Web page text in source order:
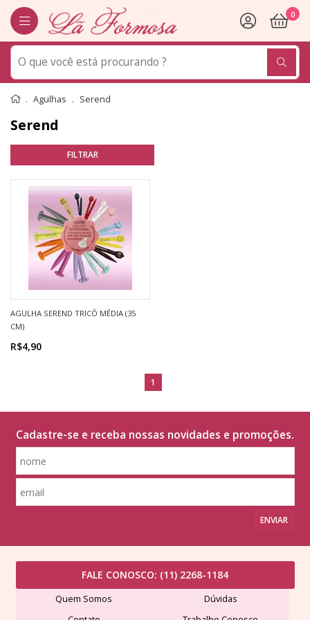
0
Agulhas Serend
Serend
AGULHA SEREND TRICÔ MÉDIA (35
CM)
R$4,90
1
Cadastre-se e receba nossas novidades e promoções.
ENVIAR
FALE CONOSCO: (11) 2268-1184
Quem Somos
Dúvidas